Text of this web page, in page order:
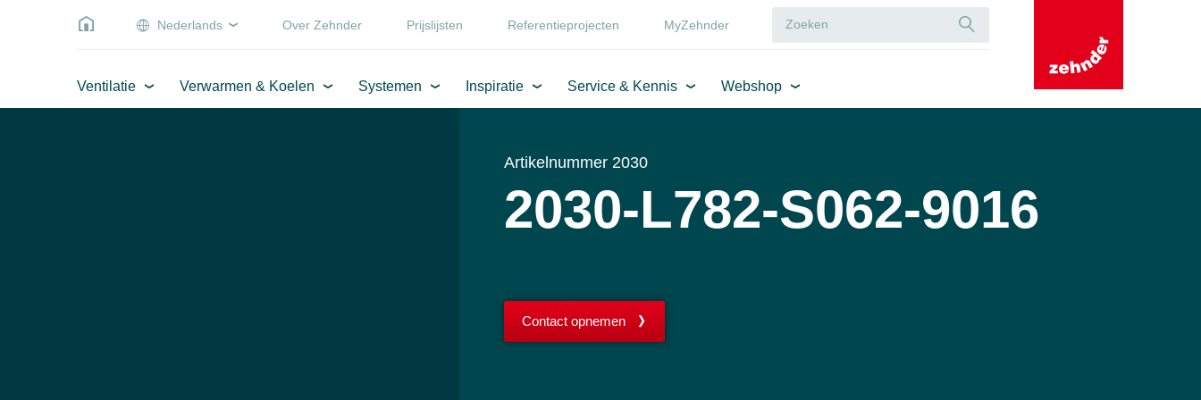
Nederlands Over Zehnder Prijslijsten Referentieprojecten MyZehnder
Ventilatie Verwarmen & Koelen Systemen Inspiratie Service & Kennis Webshop
Artikelnummer 2030
2030-L782-S062-9016
Contact opnemen